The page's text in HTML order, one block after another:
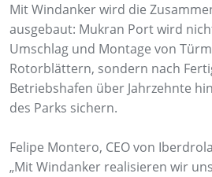
Mit Windanker wird die
ausgebaut: Mukran Port wird
Umschlag und Montage von
Rotorblättern, sondern nach
Betriebshafen über Jahrzehnte
des Parks sichern.
Felipe Montero, CEO von
„Mit Windanker realisieren wir